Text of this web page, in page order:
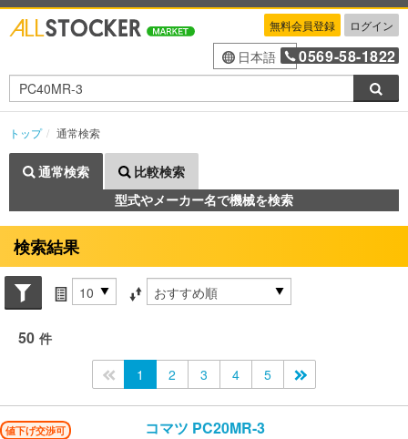
無料会員登録 ログイン
日本語 0569-58-1822
トップ 通常検索
通常検索
比較検索
型式やメーカー名で機械を検索
検索結果
Search conditions
件数 並び替え条件
50 件
<<1 2 3 4 5
値下げ交渉可 コマツ PC20MR-3